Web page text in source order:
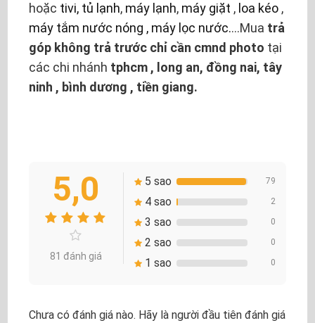
hoặc tivi, tủ lạnh, máy lạnh, máy giặt , loa kéo ,
máy tắm nước nóng , máy lọc nước....Mua trả
góp không trả trước chỉ cần cmnd photo tại
các chi nhánh tphcm , long an, đồng nai, tây
ninh , bình dương , tiền giang.
5,0
81 đánh giá
5 sao 79
4 sao 2
3 sao 0
2 sao 0
1 sao 0
Chưa có đánh giá nào. Hãy là người đầu tiên đánh giá